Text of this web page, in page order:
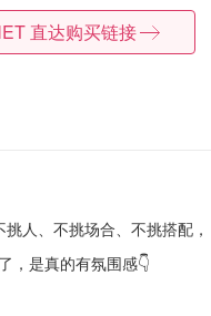
直达购买链接
人、不挑场合、不挑搭配，
，是真的有氛围感👇